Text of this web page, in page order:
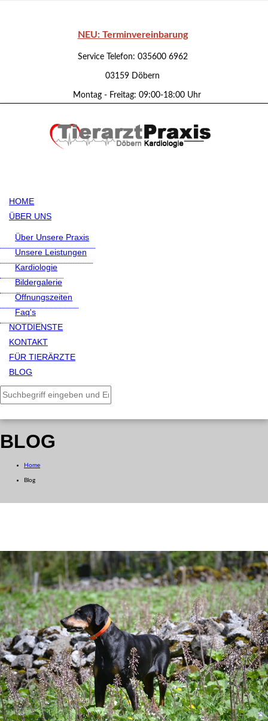
NEU: Terminvereinbarung
Service Telefon: 035600 6962
03159 Döbern
Montag - Freitag: 09:00-18:00 Uhr
HOME
ÜBER UNS
Über Unsere Praxis
Unsere Leistungen
Kardiologie
Bildergalerie
Öffnungszeiten
Faq's
NOTDIENSTE
KONTAKT
FÜR TIERÄRZTE
BLOG
BLOG
Home
Blog